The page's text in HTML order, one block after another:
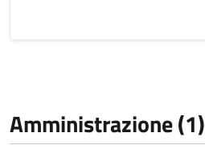
Amministrazione (1)